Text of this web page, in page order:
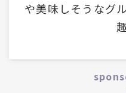
や美味しそうなグ